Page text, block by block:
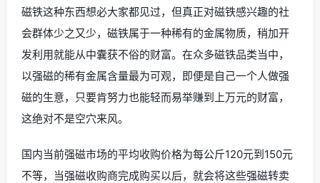
磁铁这种东西想必大家都见过，但真正对磁铁感兴趣的社
会群体少之又少，磁铁属于一种稀有的金属物质，稍加开
发利用就能从中囊获不俗的财富。在众多磁铁品类当中，
以强磁的稀有金属含量最为可观，即便是自己一个人做强
磁的生意，只要肯努力也能轻而易举赚到上万元的财富，
这绝对不是空穴来风。
国内当前强磁市场的平均收购价格为每公斤120元到150元
不等，当强磁收购商完成购买以后，就会将这些强磁转卖